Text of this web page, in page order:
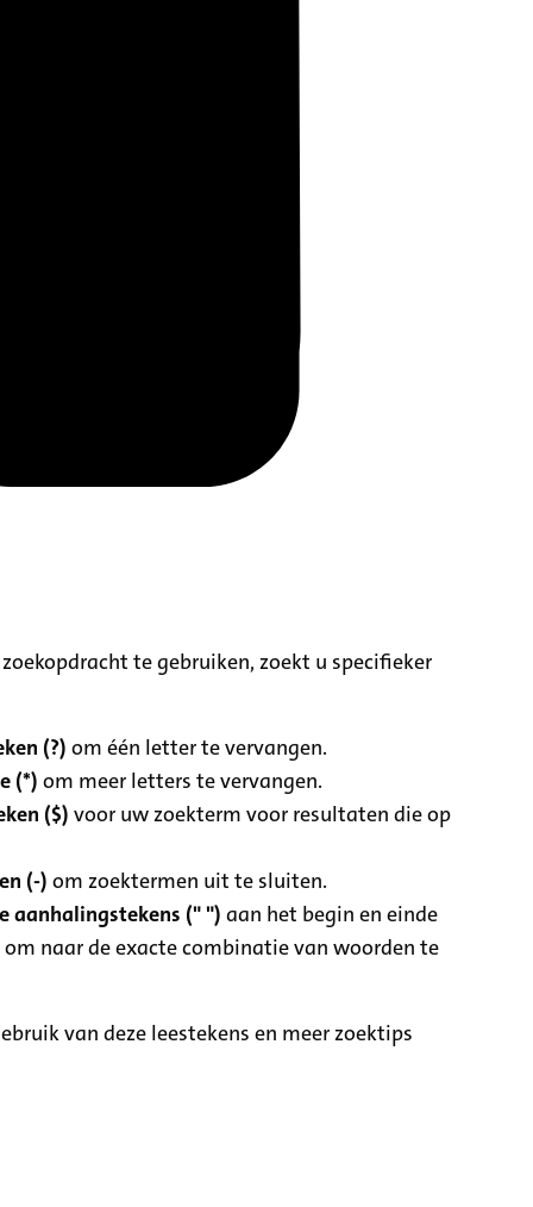
te gebruiken, zoekt u specifieker
(?) om één letter te vervangen.
(*) om meer letters te vervangen.
($) voor uw zoekterm voor resultaten die op
(-) om zoektermen uit te sluiten.
aanhalingstekens (" ") aan het begin en einde
naar de exacte combinatie van woorden te
van deze leestekens en meer zoektips